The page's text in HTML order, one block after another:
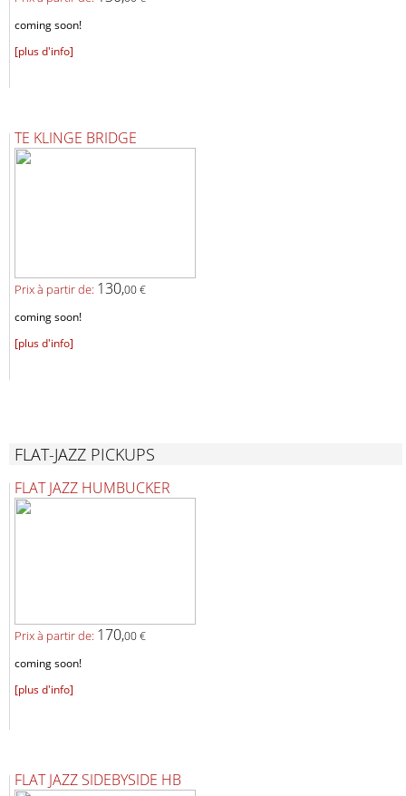
coming soon!
[plus d'info]
TE KLINGE BRIDGE
Prix ​​à partir de: 130,00 €
coming soon!
[plus d'info]
FLAT-JAZZ PICKUPS
FLAT JAZZ HUMBUCKER
Prix ​​à partir de: 170,00 €
coming soon!
[plus d'info]
FLAT JAZZ SIDEBYSIDE HB